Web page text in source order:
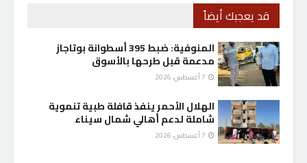
قد يعجبك أيضاً
المنوفية: ضبط 395 أسطوانة بوتاجاز
مدعمة قبل طرحها بالأسوق
الهلال الأحمر ينفذ قافلة طبية تنموية
شاملة لدعم أهالي شمال سيناء